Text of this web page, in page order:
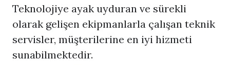
Teknolojiye ayak uyduran ve sürekli
olarak gelişen ekipmanlarla çalışan teknik
servisler, müşterilerine en iyi hizmeti
sunabilmektedir.